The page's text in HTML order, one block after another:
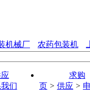
机械厂 农药包装机
求购
们 页 > 供应 >